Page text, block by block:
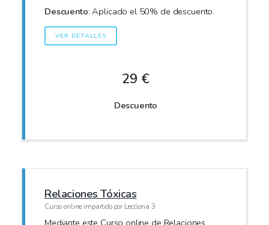
Descuento: Aplicado el 50% de descuento.
VER DETALLES
29 €
Descuento
Relaciones Tóxicas
Curso online impartido por Lecciona 3